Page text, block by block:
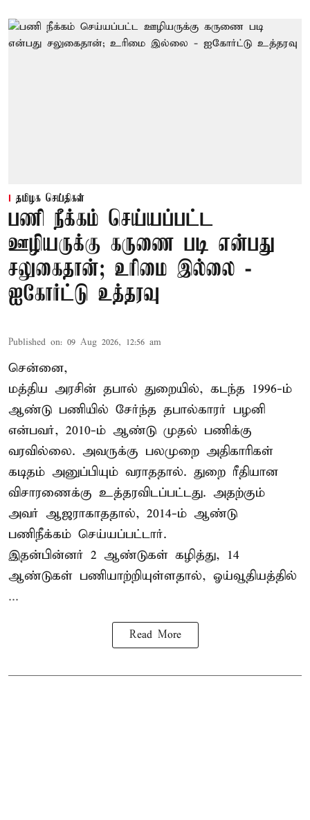
தமிழக செய்திகள்
பணி நீக்கம் செய்யப்பட்ட
ஊழியருக்கு கருணை படி என்பது
சலுகைதான்; உரிமை இல்லை -
ஐகோர்ட்டு உத்தரவு
Published on: 09 Aug 2026, 12:56 am
சென்னை,
மத்திய அரசின் தபால் துறையில், கடந்த 1996-ம்
ஆண்டு பணியில் சேர்ந்த தபால்காரர் பழனி
என்பவர், 2010-ம் ஆண்டு முதல் பணிக்கு
வரவில்லை. அவருக்கு பலமுறை அதிகாரிகள்
கடிதம் அனுப்பியும் வராததால். துறை ரீதியான
விசாரணைக்கு உத்தரவிடப்பட்டது. அதற்கும்
அவர் ஆஜராகாததால், 2014-ம் ஆண்டு
பணிநீக்கம் செய்யப்பட்டார்.
இதன்பின்னர் 2 ஆண்டுகள் கழித்து, 14
ஆண்டுகள் பணியாற்றியுள்ளதால், ஓய்வூதியத்தில்
...
Read More